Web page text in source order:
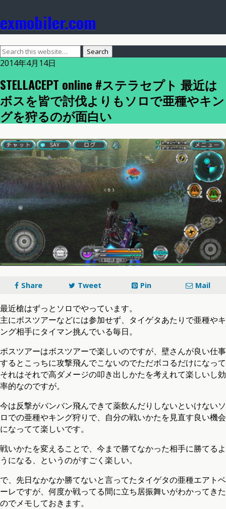
exmobiler.com
2014年4月14日
STELLACEPT online #ステラセプト 最近は
ボスを皆で討伐よりもソロで亜種やキン
グを狩るのが面白い
Share Tweet Pin Mail
最近槍はずっとソロでやっています。
主にボスツアーなどには参加せず、タイゲタあたりで亜種やキ
ング相手にタイマン挑んでいる毎日。
ボスツアーはボスツアーで楽しいのですが、壁さんが良い仕事
するとこっちに攻撃飛んでこないのでただボコるだけになって
それはそれで高ダメージの叩き出しかたを考えれて楽しいし効
率的なのですが。
今は反撃がバンバン飛んできて薬飲んだりしないといけないソ
ロでの亜種やキング狩りで、自分の戦いかたを見直す良い機会
になってて楽しいです。
戦いかたを変えることで、今まで勝てなかった相手に勝てるよ
うになる、というのがすごく楽しい。
で、先日なかなか勝てないと言ってたタイゲタの亜種エアトベ
ーレですが、何度か戦ってる間に立ち居振舞いがわかってきた
のでメモしておきます。